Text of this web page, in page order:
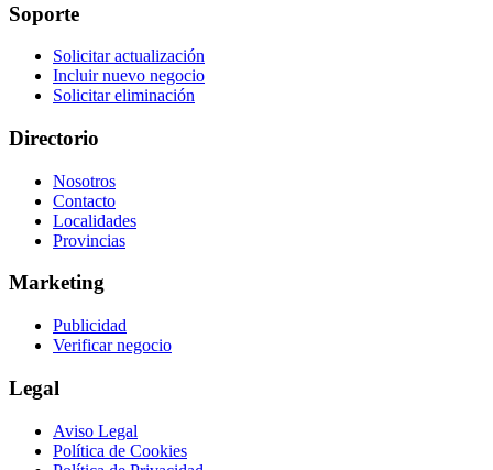
Soporte
Solicitar actualización
Incluir nuevo negocio
Solicitar eliminación
Directorio
Nosotros
Contacto
Localidades
Provincias
Marketing
Publicidad
Verificar negocio
Legal
Aviso Legal
Política de Cookies